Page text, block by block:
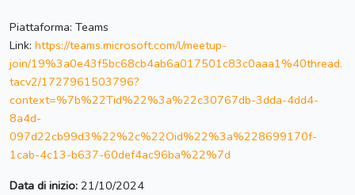
Piattaforma: Teams
Link: https://teams.microsoft.com/l/meetup-
join/19%3a0e43f5bc68cb4ab6a017501c83c0aaa1%40thread.
tacv2/1727961503796?
context=%7b%22Tid%22%3a%22c30767db-3dda-4dd4-
8a4d-
097d22cb99d3%22%2c%22Oid%22%3a%228699170f-
1cab-4c13-b637-60def4ac96ba%22%7d
Data di inizio: 21/10/2024